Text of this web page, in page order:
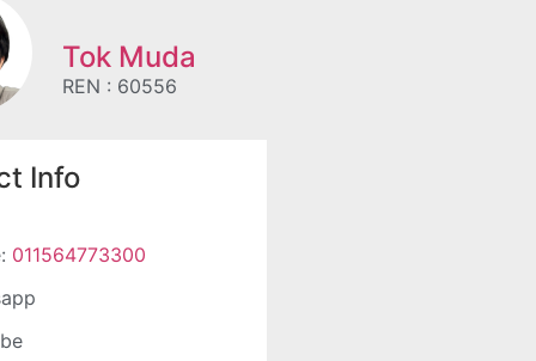
Tok Muda
REN : 60556
Info
011564773300